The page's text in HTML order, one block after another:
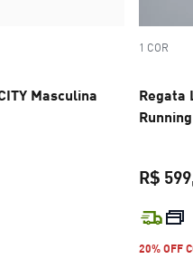
Masculina
1 COR
Regata
R$
20% OFF